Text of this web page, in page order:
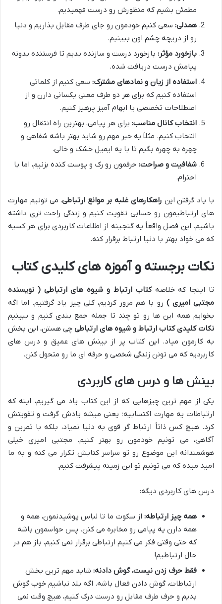
مطمئن بشیم که منظورش رو درست فهمیدیم.
همدلی: سعی کنیم خودمون رو جای طرف مقابل بذاریم و دنیا
رو از دریچه چشم اون ببینیم.
بازخورد مؤثر: بازخورد درست و سازنده بدیم تا فرستنده بدونه
پیامش درست دریافت شده.
استفاده از زبان و نمادهای مشترک: سعی کنیم از کلماتی
استفاده کنیم که برای هر دو طرف معنی یکسانی دارن و از
اصطلاحات تخصصی یا ابهام آمیز پرهیز کنیم.
انتخاب کانال مناسب: برای هر پیامی، بهترین راه انتقال رو
انتخاب کنیم. مثلاً یه خبر مهم رو شاید بهتر باشه شفاهی و
چهره به چهره بگیم تا با یه ایمیل خشک و خالی.
شفافیت و صراحت: حرفمون رو رک و پوست کنده بزنیم، اما با
احترام.
با یاد گرفتن این راهکارهای غلبه بر موانع ارتباطی، می تونیم مهارت
های ارتباطیمون رو حسابی تقویت کنیم و زندگی راحت تری داشته
باشیم. این فصل واقعاً یه گنجینه از اطلاعات کاربردی برای هر کسیه
که می خواد بهتر با دنیا ارتباط برقرار کنه.
نکات برجسته و آموزه های کلیدی کتاب
تا اینجا که خلاصهکتاب ارتباط و شیوه های ارتباطی ( نویسنده
مجتبی امیری ) رو با هم مرور کردیم، کلی چیز یاد گرفتیم. اما اگه
بخوایم همه این ها رو تو چند تا جمله جمع بندی کنیم و ببینیم
نکات کلیدی کتاب ارتباط و شیوه های ارتباطی چی هستن، این بخش
به کارمون میاد. این کتاب پر از بینش های عمیق و درس های
کاربردیه که می تونن زندگی شخصی و حرفه ای ما رو متحول کنن.
بینش ها و درس های کاربردی
یکی از مهم ترین چیزهایی که از این کتاب یاد می گیریم، اینه که
ارتباطات یه مهارت اکتسابیه؛ یعنی میشه یادش گرفت و تقویتش
کرد. هیچ کس ذاتاً ارتباط گر قوی به دنیا نمیاد، بلکه با تمرین و
آگاهی، می تونیم خودمون رو بهتر کنیم. مجتبی امیری خیلی
هوشمندانه این موضوع رو تو سراسر کتابش تکرار می کنه و به ما
امید میده که می تونیم تو این زمینه پیشرفت کنیم.
درس های کاربردی دیگه:
همه چیز ارتباطه: از سکوت ما تا لباس پوشیدنمون، همه و
همه دارن یه پیامی رو مخابره می کنن. پس حواسمون باشه
که حتی وقتی فکر می کنیم ارتباطی برقرار نمی کنیم، باز هم در
حال ارتباطیم!
فقط حرف زدن نیست، گوش دادنه: شاید مهم ترین بخش
ارتباطات، گوش دادن فعال باشه. اگه بلد نباشیم خوب گوش
بدیم و حرف طرف مقابل رو درست درک کنیم، هیچ وقت نمی